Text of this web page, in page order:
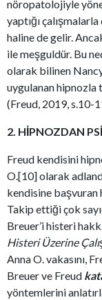
nöropatolojiyle
yaptığı
haline de gelir.
ile meşguldür. Bu
olarak bilinen
uygulanan
(Freud, 2019, s.10-
2. HİPNOZDAN
Freud kendisini
O.[10] olarak
kendisine başvuran
Takip ettiği çok
Breuer’i histeri
Histeri Üzerine
Anna O. vakasını,
Breuer ve Freud
yöntemlerini